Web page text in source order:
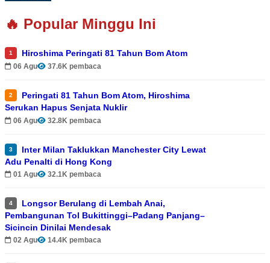
🔥 Popular Minggu Ini
1 Hiroshima Peringati 81 Tahun Bom Atom
06 Agu 37.6K pembaca
2
Peringati 81 Tahun Bom Atom, Hiroshima
Serukan Hapus Senjata Nuklir
06 Agu 32.8K pembaca
3
Inter Milan Taklukkan Manchester City Lewat
Adu Penalti di Hong Kong
01 Agu 32.1K pembaca
4
Longsor Berulang di Lembah Anai,
Pembangunan Tol Bukittinggi–Padang Panjang–
Sicincin Dinilai Mendesak
02 Agu 14.4K pembaca